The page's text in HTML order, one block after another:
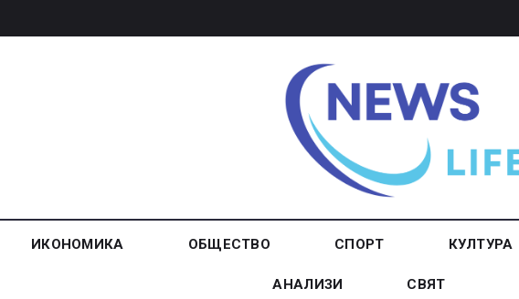
ИКОНОМИКА ОБЩЕСТВО СПОРТ КУЛТУРА
АНАЛИЗИ СВЯТ